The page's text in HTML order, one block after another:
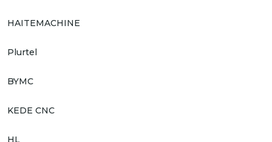
HAITEMACHINE
Plurtel
BYMC
KEDE CNC
HL